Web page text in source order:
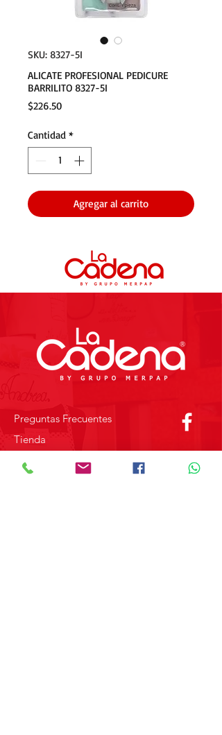
SKU: 8327-5I
ALICATE PROFESIONAL PEDICURE
BARRILITO 8327-5I
$226.50Precio
Cantidad *
Agregar al carrito
Preguntas Frecuentes
Tienda
Sobre Nosotros